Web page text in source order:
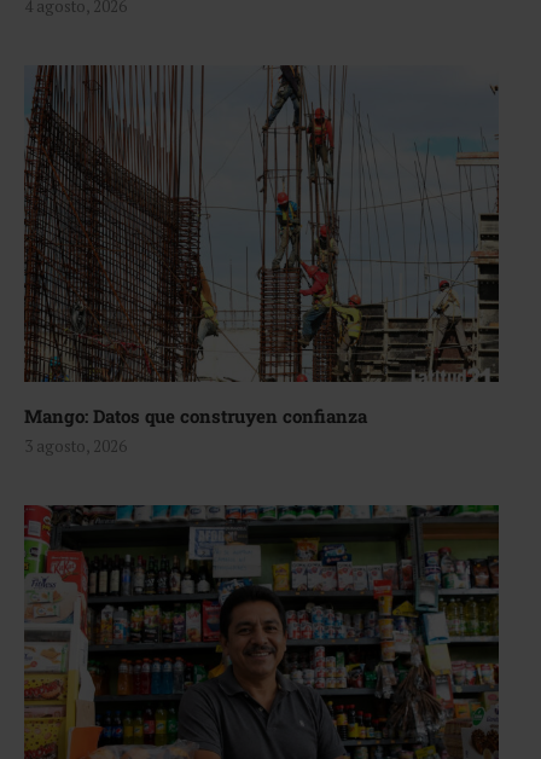
4 agosto, 2026
Mango: Datos que construyen confianza
3 agosto, 2026